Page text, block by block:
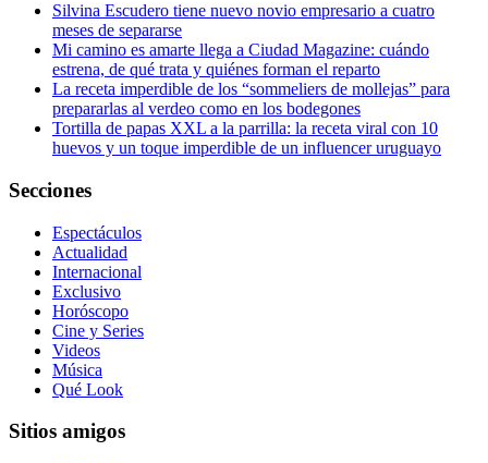
Silvina Escudero tiene nuevo novio empresario a cuatro
meses de separarse
Mi camino es amarte llega a Ciudad Magazine: cuándo
estrena, de qué trata y quiénes forman el reparto
La receta imperdible de los “sommeliers de mollejas” para
prepararlas al verdeo como en los bodegones
Tortilla de papas XXL a la parrilla: la receta viral con 10
huevos y un toque imperdible de un influencer uruguayo
Secciones
Espectáculos
Actualidad
Internacional
Exclusivo
Horóscopo
Cine y Series
Videos
Música
Qué Look
Sitios amigos